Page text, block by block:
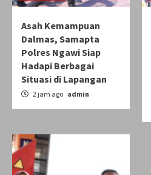
Asah Kemampuan
Dalmas, Samapta
Polres Ngawi Siap
Hadapi Berbagai
Situasi di Lapangan
2 jam ago admin